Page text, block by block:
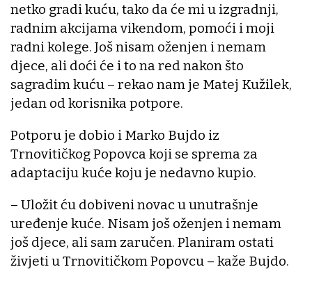
netko gradi kuću, tako da će mi u izgradnji,
radnim akcijama vikendom, pomoći i moji
radni kolege. Još nisam oženjen i nemam
djece, ali doći će i to na red nakon što
sagradim kuću – rekao nam je Matej Kužilek,
jedan od korisnika potpore.
Potporu je dobio i Marko Bujdo iz
Trnovitičkog Popovca koji se sprema za
adaptaciju kuće koju je nedavno kupio.
– Uložit ću dobiveni novac u unutrašnje
uređenje kuće. Nisam još oženjen i nemam
još djece, ali sam zaručen. Planiram ostati
živjeti u Trnovitičkom Popovcu – kaže Bujdo.